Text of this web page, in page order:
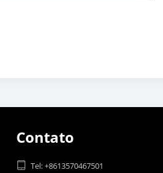
Contato
 Tel: +8613570467501